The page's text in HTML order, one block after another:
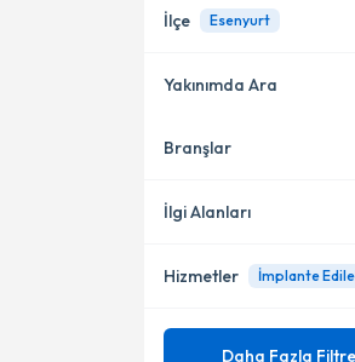
İlçe Esenyurt
Ataşehir
Fatih
Yakınımda Ara
Konumuma yakın
Branşlar
Kardiyoloji
İlgi Alanları
24 saat EKG holteri
Hizmetler
Mezuniyet
Daha Fazla Filtre